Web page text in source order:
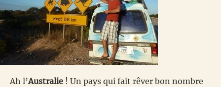
Ah l’Australie ! Un pays qui fait rêver bon nombre